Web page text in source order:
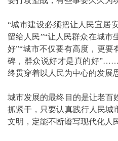
“城市建设必须把让人民宜居
留给人民”“让人民群众在城市
好”“城市不仅要有高度，更要
碑，群众说好才是真的好
终贯穿着以人民为中心的发展
城市发展的最终目的是让老百
抓紧干，只要认真践行人民城
文明，定能不断谱写现代化人